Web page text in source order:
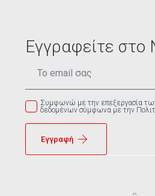
Εγγραφείτε στο
Συμφωνώ με την επεξεργασία
δεδομένων σύμφωνα με την
Εγγραφή